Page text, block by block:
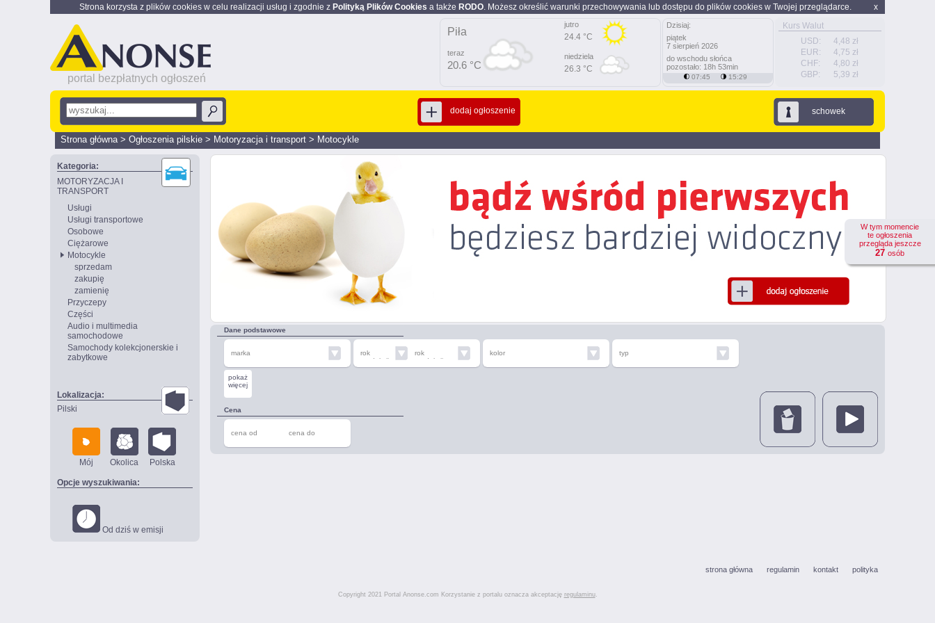
x
Strona korzysta z plików cookies w celu realizacji usług i zgodnie z Polityką Plików Cookies a także RODO. Możesz określić warunki przechowywania lub dostępu do plików cookies w Twojej przeglądarce.
portal bezpłatnych ogłoszeń
Kurs Walut
USD:
4,48 zł
EUR:
4,75 zł
CHF:
4,80 zł
GBP:
5,39 zł
Piła
teraz
20.6 °C
jutro
24.4 °C
niedziela
26.3 °C
Dzisiaj:
piątek
7 sierpień 2026
do wschodu słońca
pozostało: 18h 53min
07:45 15:29
schowek
dodaj ogłoszenie
Strona główna> Ogłoszenia pilskie > Motoryzacja i transport > Motocykle
Kategoria:
MOTORYZACJA I
TRANSPORT
Usługi
Usługi transportowe
Osobowe
Ciężarowe
Motocykle
sprzedam
zakupię
zamienię
Przyczepy
Części
Audio i multimedia
samochodowe
Samochody kolekcjonerskie i
zabytkowe
Lokalizacja:
Pilski
Mój Okolica Polska
Opcje wyszukiwania:
Od dziś w emisji
W tym momencie
te ogłoszenia
przegląda jeszcze
27 osób
Dane podstawowe
marka
rok
produkcji
od
rok
produkcji
do
kolor typ
pokaż
więcej
Cena
cena od cena do
strona główna regulamin kontakt polityka
Copyright 2021 Portal Anonse.com Korzystanie z portalu oznacza akceptację regulaminu.